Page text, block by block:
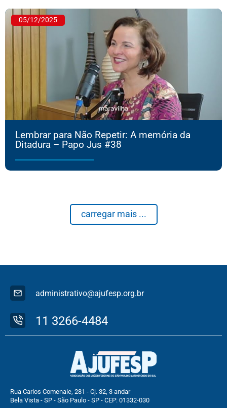
05/12/2025
Lembrar para Não Repetir: A memória da
Ditadura – Papo Jus #38
carregar mais ...
administrativo@ajufesp.org.br
11 3266-4484
Rua Carlos Comenale, 281 - Cj. 32, 3 andar
Bela Vista - SP - São Paulo - SP - CEP: 01332-030